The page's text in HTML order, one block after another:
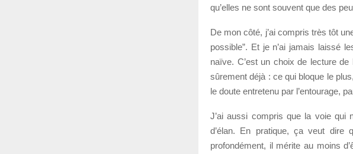
qu’elles ne sont souvent que des
De mon côté, j’ai compris très tôt
possible”. Et je n’ai jamais laissé
naïve. C’est un choix de lecture
sûrement déjà : ce qui bloque le
le doute entretenu par l’entourage,
J’ai aussi compris que la voie qui
d’élan. En pratique, ça veut dire
profondément, il mérite au moins